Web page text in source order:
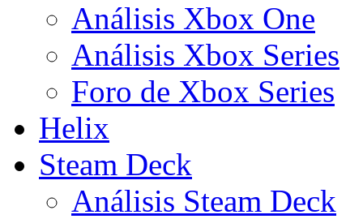
Análisis Xbox One
Análisis Xbox Series
Foro de Xbox Series
Helix
Steam Deck
Análisis Steam Deck